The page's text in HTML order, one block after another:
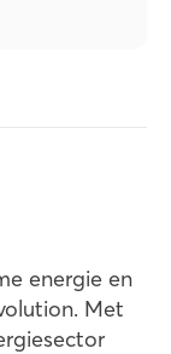
energie en
Met